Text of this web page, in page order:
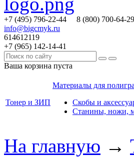
+7 (495) 796-22-44 8 (800) 700-64-29
info@bigcmyk.ru
614612119
+7 (965) 142-14-41
Ваша корзина пуста
Тонер и ЗИП
Материалы для
Скобы и
Станины, ножи,
На главную →